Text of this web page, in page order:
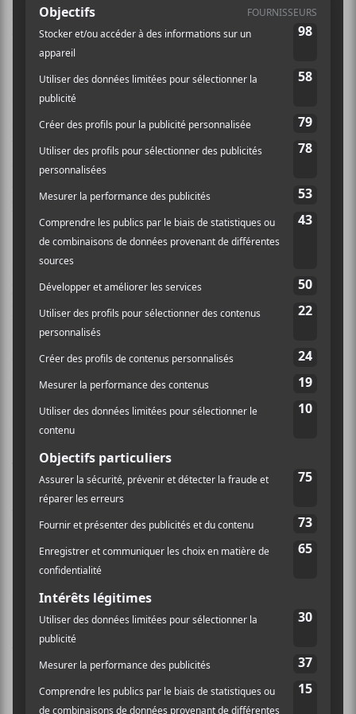
pied dans l’univers du rap; chasse gardée à l’époque (et
c’était fort compréhensible!) de la jeune communauté
afro-américaine.
Cette brèche crée par les
sublime métissage musical réunissant sous un même
toit, des Blacks, des Blancs, des métalleux, des punks,
des poètes, des anarchisites, afin de créer, ce que je
considère aujourd’hui comme étant la forme musicale
la plus inventive du moment: le hip-hop.
Les collaborateurs du Canal Auditif présentent
humblement leurs dix meilleures chansons des
Beastie Boys. Nous offrons une déférence sentie à
Mike D,Ad Rock
faire votre choix parmi les cinq chansons proposées
dans le cadre de notre question du mois mensuelle.
Bon visionnement!
1. So What’cha Want
[youtube]http://www.youtube.com/watch?
2. Sabotage
[youtube]http://www.youtube.com/watch?
v=z5rRZdiu1UE[/youtube]